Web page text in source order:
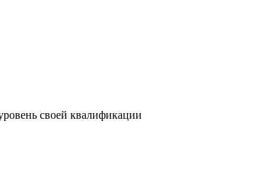
своей квалификации